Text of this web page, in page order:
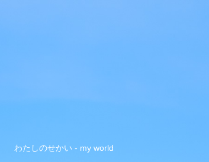
わたしのせかい - my world